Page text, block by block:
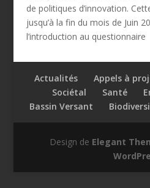
de politiques d’innovation.
jusqu’à la fin du mois de Juin
l’introduction au questionnaire
Actualités Appels à
Sociétal
Santé
Bassin Versant
Design de Elegant